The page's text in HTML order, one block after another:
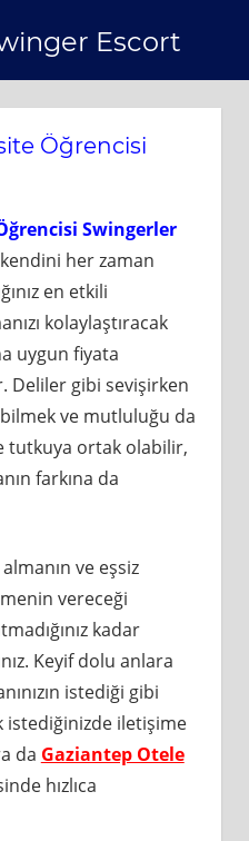
Escort
Öğrencisi
Swingerler
her zaman
en etkili
kolaylaştıracak
uygun fiyata
Deliler gibi sevişirken
ve mutluluğu da
tutkuya ortak olabilir,
farkına da
ve eşsiz
vereceği
kadar
Keyif dolu anlara
istediği gibi
istediğinizde iletişime
da Gaziantep Otele
hızlıca